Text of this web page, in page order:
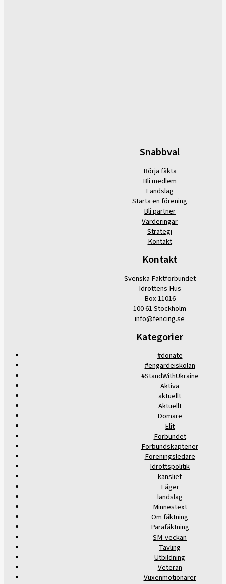
Snabbval
Börja fäkta
Bli medlem
Landslag
Starta en förening
Bli partner
Värderingar
Strategi
Kontakt
Kontakt
Svenska Fäktförbundet
Idrottens Hus
Box 11016
100 61 Stockholm
info@fencing.se
Kategorier
#donate
#engardeiskolan
#StandWithUkraine
Aktiva
aktuellt
Aktuellt
Domare
Elit
Förbundet
Förbundskaptener
Föreningsledare
Idrottspolitik
kansliet
Läger
landslag
Minnestext
Om fäktning
Parafäktning
SM-veckan
Tävling
Utbildning
Veteran
Vuxenmotionärer